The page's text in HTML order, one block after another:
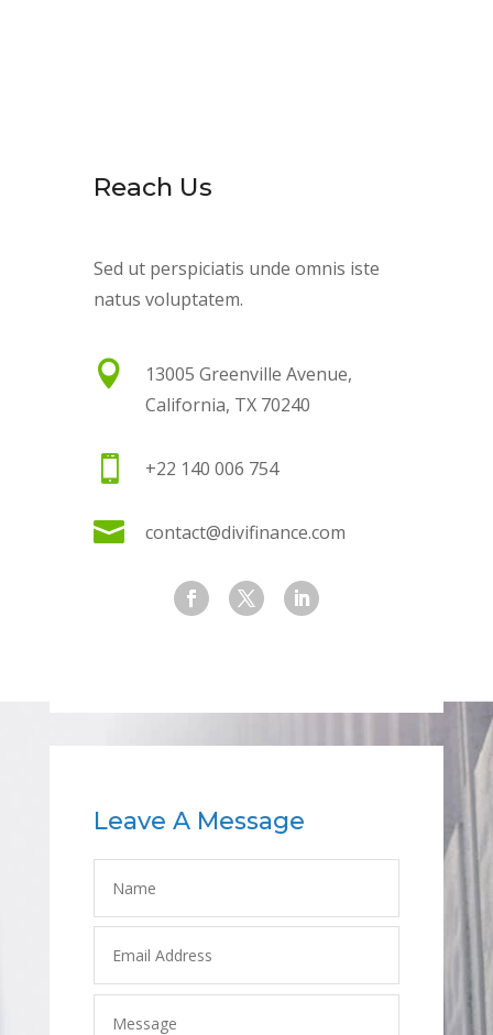
Reach Us
Sed ut perspiciatis unde omnis iste
natus voluptatem.

13005 Greenville Avenue,
California, TX 70240
 +22 140 006 754
 contact@divifinance.com
Leave A Message